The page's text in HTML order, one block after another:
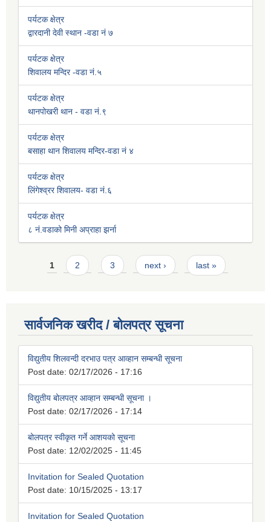
पर्यटक क्षेत्र
द्वारदानी देवी स्थान -वडा नं ७
पर्यटक क्षेत्र
शिवालय मन्दिर -वडा नं.५
पर्यटक क्षेत्र
थानपोखरी थान - वडा नं.९
पर्यटक क्षेत्र
बसाहा थान शिवालय मन्दिर-वडा नं ४
पर्यटक क्षेत्र
लिंगेश्व्रर शिवालय- वडा नं.६
पर्यटक क्षेत्र
८ नं.वडाको मिनी अप्राहा झर्ना
Pages
1 2 3 next › last »
सार्वजनिक खरीद / बोलपत्र सूचना
विद्युतीय शिलवन्दी दरभाउ पत्र आव्हान सम्बन्धी सूचना
Post date: 02/17/2026 - 17:16
विद्युतीय बोलपत्र आव्हान सम्बन्धी सूचना ।
Post date: 02/17/2026 - 17:14
बोलपत्र स्वीकृत गर्ने आशयको सूचना
Post date: 12/02/2025 - 11:45
Invitation for Sealed Quotation
Post date: 10/15/2025 - 13:17
Invitation for Sealed Quotation